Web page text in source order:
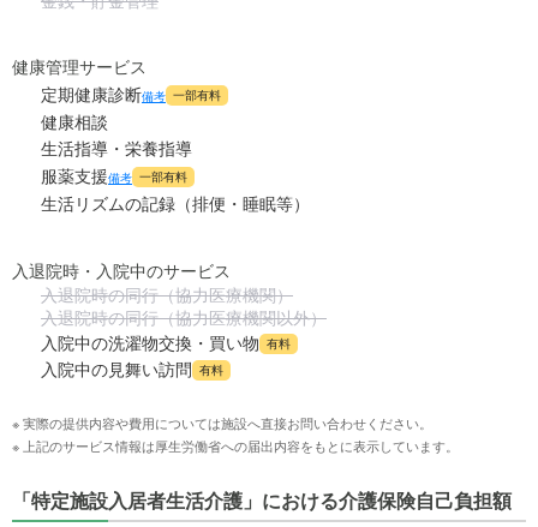
健康管理サービス
定期健康診断備考 一部有料
健康相談
生活指導・栄養指導
服薬支援備考 一部有料
生活リズムの記録（排便・睡眠等）
入退院時・入院中のサービス
入退院時の同行（協力医療機関）
入退院時の同行（協力医療機関以外）
入院中の洗濯物交換・買い物
有料
入院中の見舞い訪問 有料
※ 実際の提供内容や費用については施設へ直接お問い合わせください。
※ 上記のサービス情報は厚生労働省への届出内容をもとに表示しています。
「特定施設入居者生活介護」における介護保険自己負担額